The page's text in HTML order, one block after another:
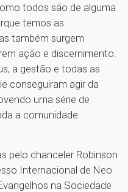
todos são de alguma
temos as
também surgem
ação e discernimento.
a gestão e todas as
conseguiram agir da
uma série de
a comunidade
pelo chanceler Robinson
Internacional de Neo
na Sociedade